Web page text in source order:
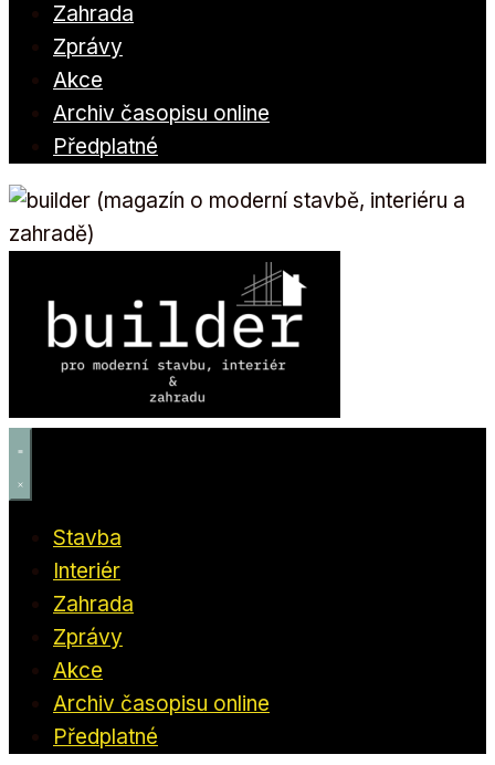
Zahrada
Zprávy
Akce
Archiv časopisu online
Předplatné
Stavba
Interiér
Zahrada
Zprávy
Akce
Archiv časopisu online
Předplatné